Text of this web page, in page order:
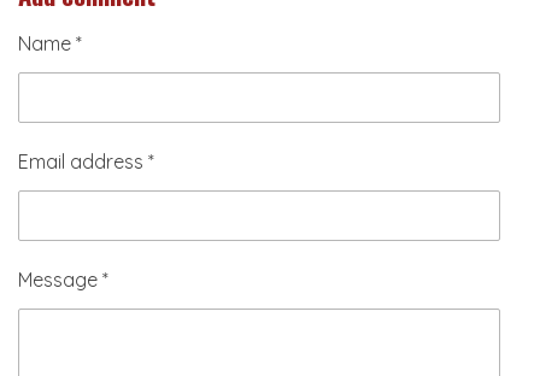
e
e
e
Name *
Email address *
Message *